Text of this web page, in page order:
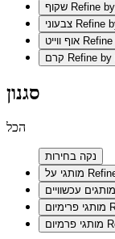
סגנון
הכל
נקה בחירות